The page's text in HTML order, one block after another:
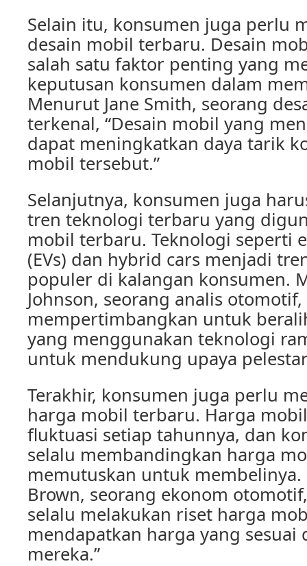
Selain itu, konsumen juga perlu
desain mobil terbaru. Desain
salah satu faktor penting yang
keputusan konsumen dalam
Menurut Jane Smith, seorang
terkenal, “Desain mobil yang
dapat meningkatkan daya tarik
mobil tersebut.”
Selanjutnya, konsumen juga
tren teknologi terbaru yang
mobil terbaru. Teknologi seperti
(EVs) dan hybrid cars menjadi
populer di kalangan konsumen.
Johnson, seorang analis
mempertimbangkan untuk
yang menggunakan teknologi
untuk mendukung upaya
Terakhir, konsumen juga perlu
harga mobil terbaru. Harga
fluktuasi setiap tahunnya, dan
selalu membandingkan harga
memutuskan untuk
Brown, seorang ekonom
selalu melakukan riset harga
mendapatkan harga yang sesuai
mereka.”